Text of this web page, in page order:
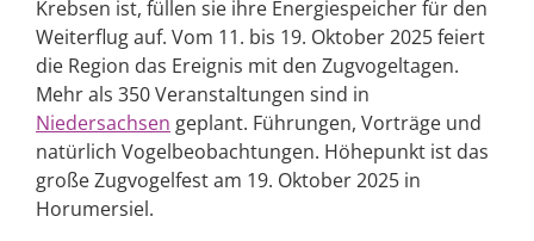
Krebsen ist, füllen sie ihre Energiespeicher für den
Weiterflug auf. Vom 11. bis 19. Oktober 2025 feiert
die Region das Ereignis mit den Zugvogeltagen.
Mehr als 350 Veranstaltungen sind in
Niedersachsen geplant. Führungen, Vorträge und
natürlich Vogelbeobachtungen. Höhepunkt ist das
große Zugvogelfest am 19. Oktober 2025 in
Horumersiel.